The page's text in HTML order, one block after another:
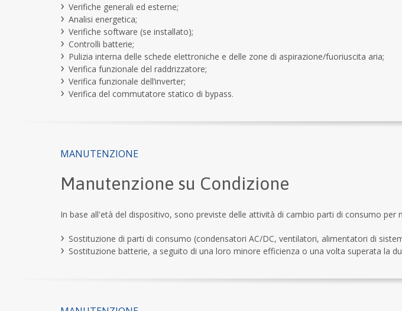
Verifiche generali ed esterne;
Analisi energetica;
Verifiche software (se installato);
Controlli batterie;
Pulizia interna delle schede elettroniche e delle zone di aspirazione/fuoriuscita aria;
Verifica funzionale del raddrizzatore;
Verifica funzionale dell’inverter;
Verifica del commutatore statico di bypass.
MANUTENZIONE
Manutenzione su Condizione
In base all'età del dispositivo, sono previste delle attività di cambio parti di consumo per
Sostituzione di parti di consumo (condensatori AC/DC, ventilatori, alimentatori di
Sostituzione batterie, a seguito di una loro minore efficienza o una volta superata la